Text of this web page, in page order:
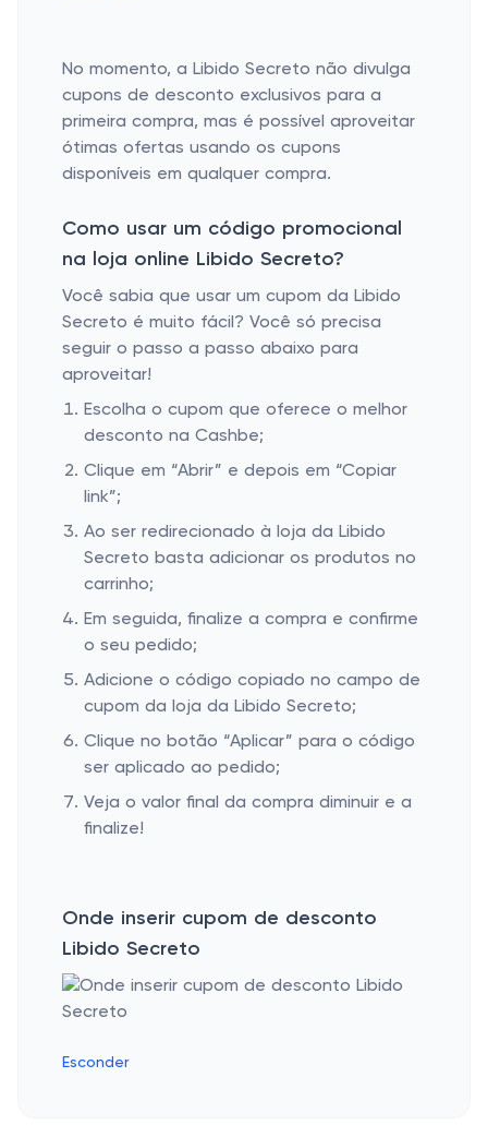
No momento, a Libido Secreto não divulga
cupons de desconto exclusivos para a
primeira compra, mas é possível aproveitar
ótimas ofertas usando os cupons
disponíveis em qualquer compra.
Como usar um código promocional
na loja online Libido Secreto?
Você sabia que usar um cupom da Libido
Secreto é muito fácil? Você só precisa
seguir o passo a passo abaixo para
aproveitar!
Escolha o cupom que oferece o melhor
desconto na Cashbe;
Clique em “Abrir” e depois em “Copiar
link”;
Ao ser redirecionado à loja da Libido
Secreto basta adicionar os produtos no
carrinho;
Em seguida, finalize a compra e confirme
o seu pedido;
Adicione o código copiado no campo de
cupom da loja da Libido Secreto;
Clique no botão “Aplicar” para o código
ser aplicado ao pedido;
Veja o valor final da compra diminuir e a
finalize!
Onde inserir cupom de desconto
Libido Secreto
Esconder